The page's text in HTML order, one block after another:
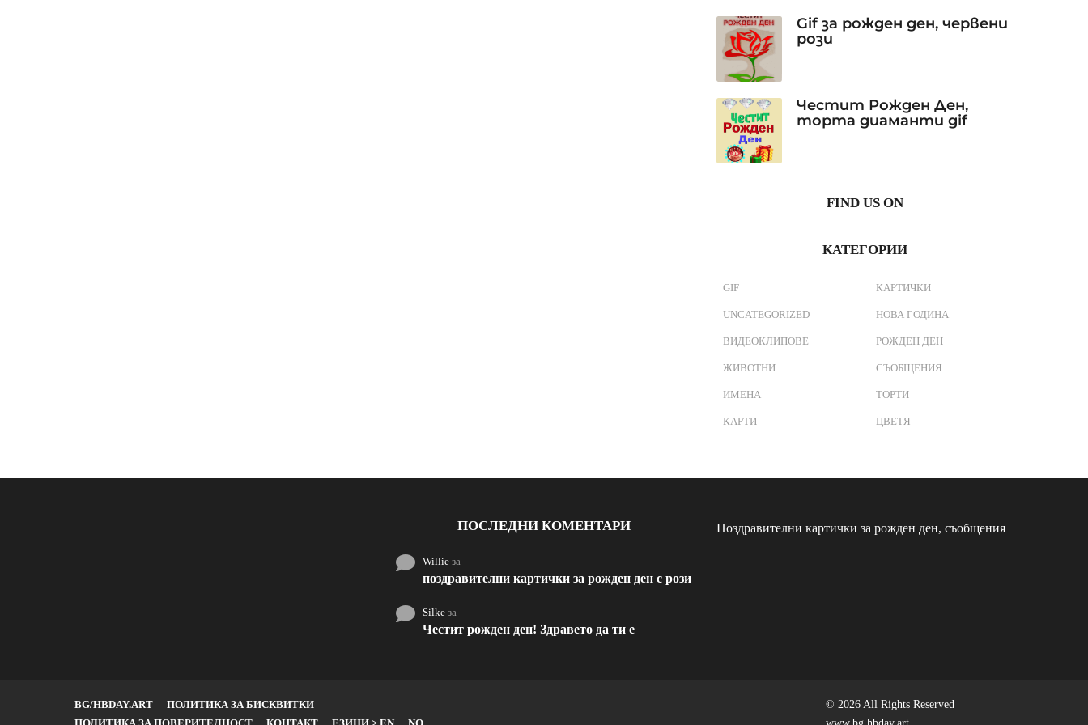
Gif за рожден ден, червени
рози
Честит Рожден Ден,
торта диаманти gif
FIND US ON
КАТЕГОРИИ
GIF
UNCATEGORIZED
ВИДЕОКЛИПОВЕ
ЖИВОТНИ
ИМЕНА
КАРТИ
КАРТИЧКИ
НОВА ГОДИНА
РОЖДЕН ДЕН
СЪОБЩЕНИЯ
ТОРТИ
ЦВЕТЯ
ПОСЛЕДНИ КОМЕНТАРИ
Willieза
поздравителни картички за рожден ден с рози
Silkeза
Честит рожден ден! Здравето да ти е
Поздравителни картички за рожден ден, съобщения
BG/HBDAY.ART
ПОЛИТИКА ЗА БИСКВИТКИ
© 2026 All Rights Reserved